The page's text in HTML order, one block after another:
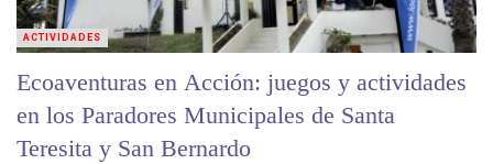
Ecoaventuras en Acción: juegos y actividades
en los Paradores Municipales de Santa
Teresita y San Bernardo
ACTIVIDADES